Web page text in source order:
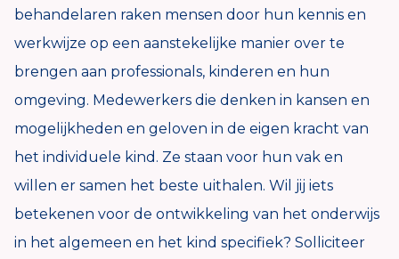
behandelaren raken mensen door hun kennis en
werkwijze op een aanstekelijke manier over te
brengen aan professionals, kinderen en hun
omgeving. Medewerkers die denken in kansen en
mogelijkheden en geloven in de eigen kracht van
het individuele kind. Ze staan voor hun vak en
willen er samen het beste uithalen. Wil jij iets
betekenen voor de ontwikkeling van het onderwijs
in het algemeen en het kind specifiek? Solliciteer